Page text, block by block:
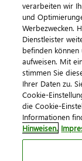
verarbeiten wir
und
Werbezwecken.
Dienstleister
befinden können
aufweisen. Mit
stimmen Sie
Ihrer Daten zu.
Cookie-
die Cookie-
Informationen
Hinweisen.